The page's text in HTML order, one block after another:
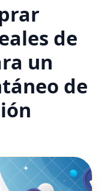
de
un
de